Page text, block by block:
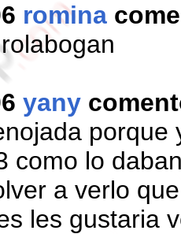
romina
yany
porque
como lo
a verlo
les gustaria